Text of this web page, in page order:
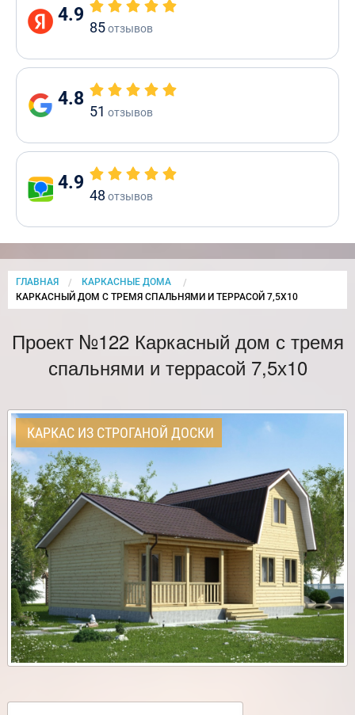
4.9
85отзывов
4.8
51 отзывов
4.9
48 отзывов
ГЛАВНАЯ
КАРКАСНЫЕ ДОМА
CURRENT:
КАРКАСНЫЙ ДОМ С ТРЕМЯ СПАЛЬНЯМИ И ТЕРРАСОЙ 7,5Х10
Проект №122 Каркасный дом с тремя
спальнями и террасой 7,5х10
КАРКАС ИЗ СТРОГАНОЙ ДОСКИ